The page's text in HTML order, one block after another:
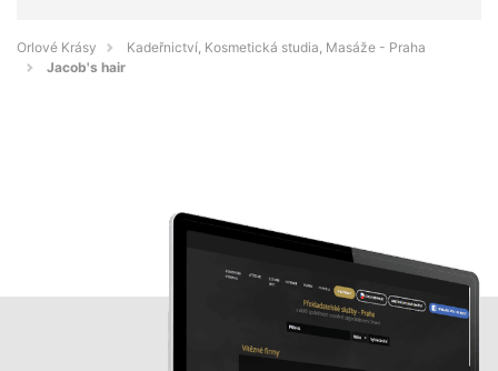
Orlové Krásy
Kadeřnictví, Kosmetická studia, Masáže - Praha
Jacob's hair